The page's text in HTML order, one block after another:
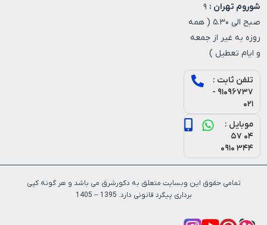
شوروم تهران : ۹
صبح الی ۵.۳۰ ( همه
روزه به غیر از جمعه
و ایام تعطیل )
تلفن ثابت :
۹۱۰۹۶۷۳۷ -
۰۲۱
موبایل :
۰۴ ۵۷
۳۴۴ ۰۹۱۰
تمامی حقوق این وبسایت متعلق به دکورشرق می باشد و هر گونه کپی
برداری پیگرد قانونی دارد. 1395 – 1405